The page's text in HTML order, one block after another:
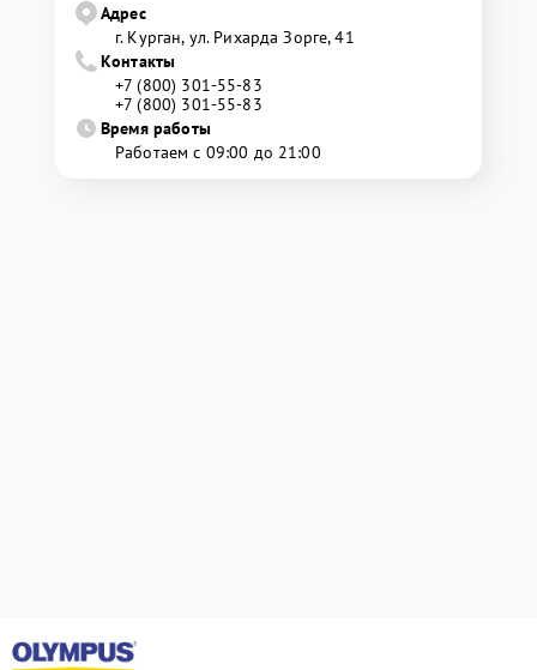
Адрес
г. Курган, ул. Рихарда Зорге, 41
Контакты
+7 (800) 301-55-83
+7 (800) 301-55-83
Время работы
Работаем с 09:00 до 21:00